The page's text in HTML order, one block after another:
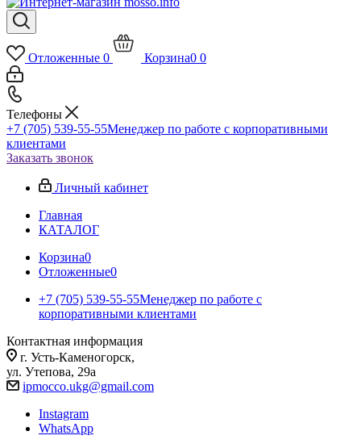
Отложенные 0 Корзина0 0
Телефоны
+7 (705) 539-55-55Менеджер по работе с корпоративными
клиентами
Заказать звонок
Личный кабинет
Главная
КАТАЛОГ
Корзина0
Отложенные0
+7 (705) 539-55-55Менеджер по работе с
корпоративными клиентами
Контактная информация
г. Усть-Каменогорск,
ул. Утепова, 29а
ipmocco.ukg@gmail.com
Instagram
WhatsApp